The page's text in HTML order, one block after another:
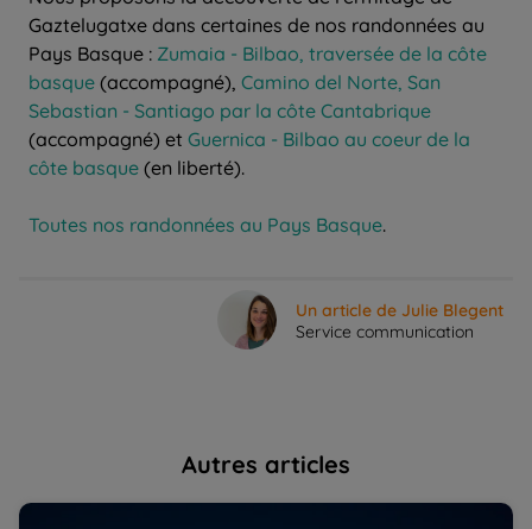
Gaztelugatxe dans certaines de nos randonnées au
Pays Basque : Zumaia - Bilbao, traversée de la côte
basque (accompagné), Camino del Norte, San
Sebastian - Santiago par la côte Cantabrique
(accompagné) et Guernica - Bilbao au coeur de la
côte basque (en liberté).
Toutes nos randonnées au Pays Basque.
Un article de Julie Blegent
Service communication
Autres articles
Où voir l'éclipse d'août 2026 ? Les meilleurs endroits